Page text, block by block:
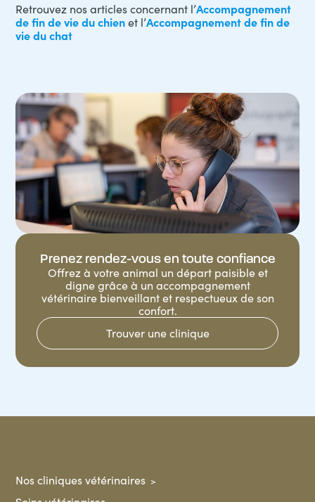
Retrouvez nos articles concernant l’Accompagnement
de fin de vie du chienet l’Accompagnement de fin de
vie du chat
Prenez rendez-vous en toute confiance
Offrez à votre animal un départ paisible et
digne grâce à un accompagnement
vétérinaire bienveillant et respectueux de son
confort.
Trouver une clinique
Nos cliniques vétérinaires